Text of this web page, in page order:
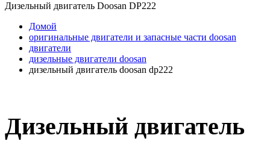
Дизельный двигатель Doosan DP222
Домой
оригинальные двигатели и запасные части doosan
двигатели
дизельные двигатели doosan
дизельный двигатель doosan dp222
Дизельный двигатель